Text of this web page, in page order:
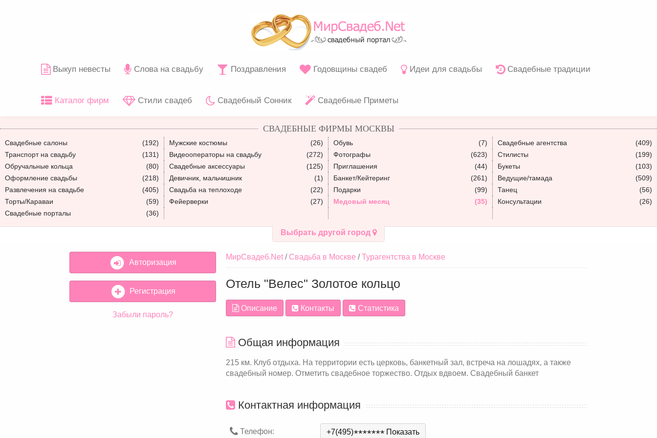
Выкуп невесты Слова на свадьбу Поздравления Годовщины свадеб Идеи для свадьбы Свадебные традиции
Каталог фирм Стили свадеб Свадебный Сонник Свадебные Приметы
СВАДЕБНЫЕ ФИРМЫ МОСКВЫ
Свадебные салоны (192) Мужские костюмы (26) Обувь (7) Свадебные агентства
(409)
Транспорт на свадьбу
(131) Видеооператоры на свадьбу (272) Фотографы (623) Стилисты
(199)
Обручальные кольца
(80) Свадебные аксессуары (125) Приглашения (44) Букеты
(103)
Оформление свадьбы
(218) Девичник, мальчишник (1) Банкет/Кейтеринг (261) Ведущие/тамада
(509)
Развлечения на свадьбе
(405) Свадьба на теплоходе (22) Подарки (99) Танец
(56)
Торты/Караваи
(59) Фейерверки (27) Медовый месяц (35) Консультации
(26)
Свадебные порталы
(36)
Выбрать другой город
МирСвадеб.Net Свадьба в Москве Турагентства в Москве
Отель "Велес" Золотое кольцо
Описание Контакты Статистика
Общая информация
215 км. Клуб отдыха. На территории есть церковь, банкетный зал, встреча на лошадях, а также
свадебный номер. Отметить свадебное торжество. Отдых вдвоем. Свадебный банкет
Контактная информация
Телефон: +7(495)******* Показать
Авторизация
Регистрация
Забыли пароль?